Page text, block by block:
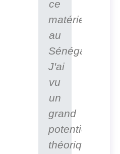
en
ce
matériel
au
Sénégal".
J'ai
vu
un
grand
potentiel
théorique